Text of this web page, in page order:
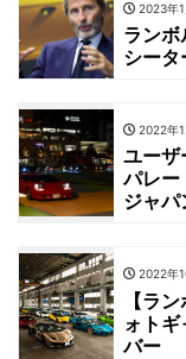
2023年
ランボ
シータ
2022年
ユーザ
パレー
ジャパ
2022年
【ラ
ォト
バー